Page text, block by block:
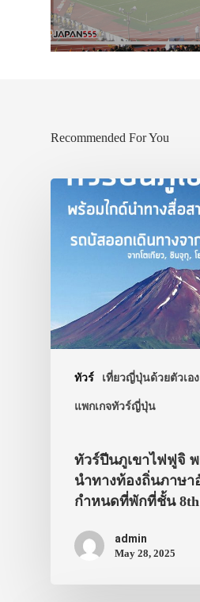
Recommended For You
ทัวร์ เที่ยวญี่ปุ่นด้วยตัวเอง
แพกเกจทัวร์ญี่ปุ่น
ทัวร์ปีนภูเขาไฟฟูจิ
นำทางท้องถิ่นภาษา
กำหนดที่พักที่ชั้น
admin
May 28, 2025